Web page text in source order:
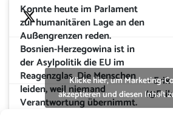
Konnte heute im Parlament
zur humanitären Lage an den
Außengrenzen reden.
Bosnien-Herzegowina ist in
der Asylpolitik die EU im
Reagenzglas. Die Menschen
leiden, weil niemand
Verantwortung übernimmt.
—
Klicke hier, um Marketing-
akzeptieren und diesen Inhalt